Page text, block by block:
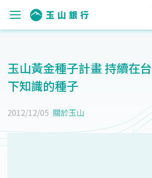
玉山黃金種子計畫 持續在
下知識的種子
2012/12/05 關於玉山